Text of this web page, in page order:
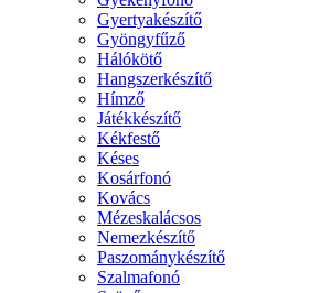
Gyertyakészítő
Gyöngyfűző
Hálókötő
Hangszerkészítő
Hímző
Játékkészítő
Kékfestő
Késes
Kosárfonó
Kovács
Mézeskalácsos
Nemezkészítő
Paszománykészítő
Szalmafonó